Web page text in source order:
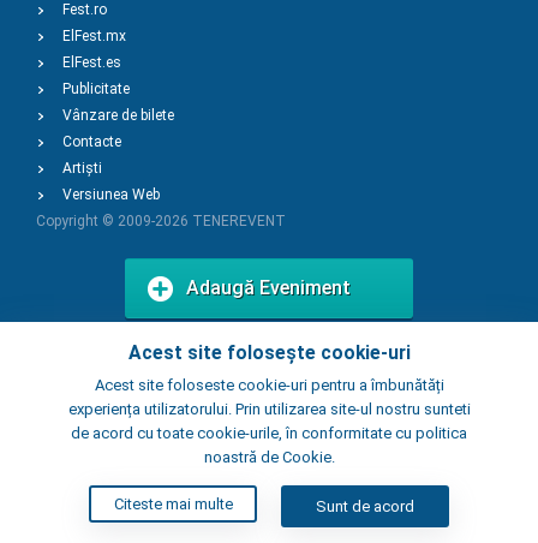
Acest site folosește cookie-uri
Acest site foloseste cookie-uri pentru a îmbunătăți
experiența utilizatorului. Prin utilizarea site-ul nostru sunteti
de acord cu toate cookie-urile, în conformitate cu politica
noastră de Cookie.
Citeste mai multe Sunt de acord
Fest.ro
ElFest.mx
ElFest.es
Publicitate
Vânzare de bilete
Contacte
Artiști
Versiunea Web
Copyright © 2009-2026 TENEREVENT
Adaugă Eveniment
Adaugă Local